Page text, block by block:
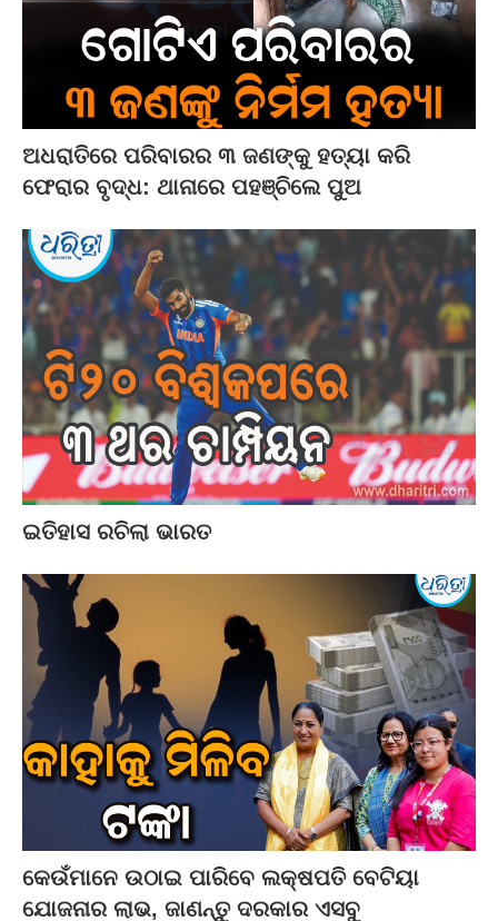
ଅଧରାତିରେ ପରିବାରର ୩ ଜଣଙ୍କୁ ହତ୍ୟା କରି
ଫେରାର ବୃଦ୍ଧ: ଥାନାରେ ପହଞ୍ଚିଲେ ପୁଅ
ଇତିହାସ ରଚିଲା ଭାରତ
କେଉଁମାନେ ଉଠାଇ ପାରିବେ ଲକ୍ଷପତି ବେଟିୟା
ଯୋଜନାର ଲାଭ, ଜାଣନ୍ତୁ ଦରକାର ଏସବୁ